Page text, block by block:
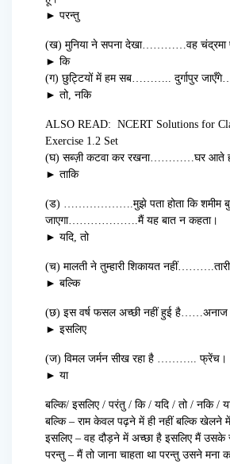
► परन्तु
(ख) मुनिया ने सपना देखा…………वह चंद्रमा
► कि
(ग) छुट्टियों में हम सब……….. दुर्गापुर
► तो, नकि
ALSO READ: NCERT Solutions for
Exercise 1.2 Set
(घ) सब्ज़ी कटवा कर रखना…………घर आते ही
► ताकि
(ड) ……………….मुझे पता होता कि शमीम
जाएगा……………….मैं यह बात न कहता।
► यदि, तो
(च) मालती ने तुम्हारी शिकायत
► बल्कि
(छ) इस वर्ष फसल अच्छी नहीं हुई है……अनाज
► इसलिए
(ज) विमल जर्मन सीख रहा है ……….. फ्रेंच।
► या
बल्कि/ इसलिए / परंतु / कि / यदि / तो / नकि /
बल्कि – राम केवल पढ़ने में ही नहीं बल्कि खेलने
इसलिए – वह दौड़ने में अच्छा है इसलिए मैं उसके
परन्तु – मैं तो जाना चाहता था परन्तु उसने मना